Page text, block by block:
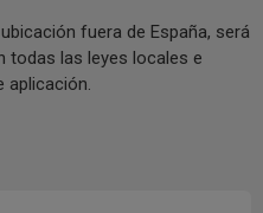
fuera de España, será
todas las leyes locales e
aplicación.